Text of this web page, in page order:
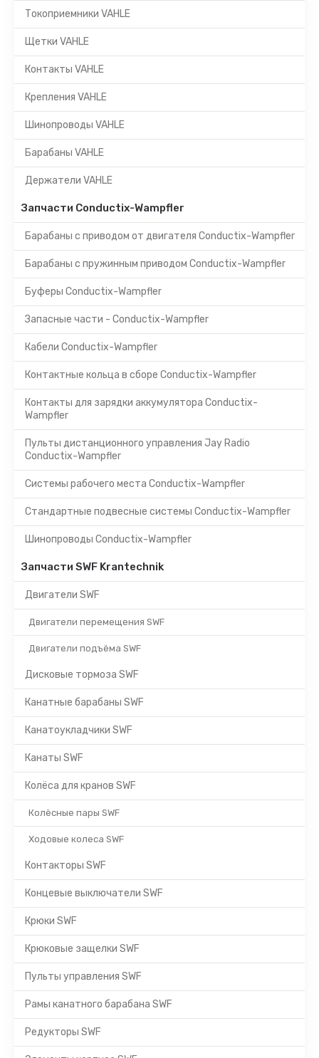
Токоприемники VAHLE
Щетки VAHLE
Контакты VAHLE
Крепления VAHLE
Шинопроводы VAHLE
Барабаны VAHLE
Держатели VAHLE
Запчасти Conductix-Wampfler
Барабаны с приводом от двигателя Conductix-Wampfler
Барабаны с пружинным приводом Conductix-Wampfler
Буферы Conductix-Wampfler
Запасные части - Conductix-Wampfler
Кабели Conductix-Wampfler
Контактные кольца в сборе Conductix-Wampfler
Контакты для зарядки аккумулятора Conductix-
Wampfler
Пульты дистанционного управления Jay Radio
Conductix-Wampfler
Системы рабочего места Conductix-Wampfler
Стандартные подвесные системы Conductix-Wampfler
Шинопроводы Conductix-Wampfler
Запчасти SWF Krantechnik
Двигатели SWF
Двигатели перемещения SWF
Двигатели подъёма SWF
Дисковые тормоза SWF
Канатные барабаны SWF
Канатоукладчики SWF
Канаты SWF
Колёса для кранов SWF
Колёсные пары SWF
Ходовые колеса SWF
Контакторы SWF
Концевые выключатели SWF
Крюки SWF
Крюковые защелки SWF
Пульты управления SWF
Рамы канатного барабана SWF
Редукторы SWF